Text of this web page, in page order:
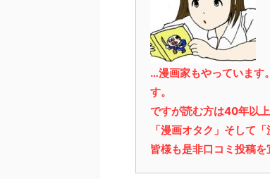
…漫画家もやっています
す。
ですが読む方は40年以
「漫画オタク」そして
皆様も是非口コミ投稿を